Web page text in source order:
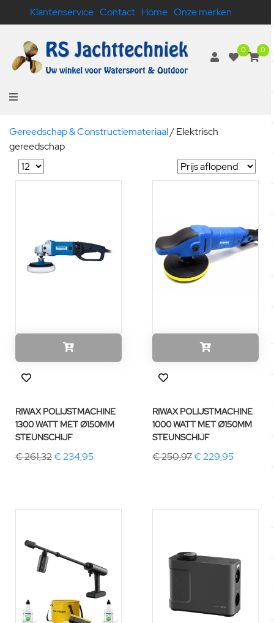
Klantenservice Contact Home Onze merken
0 0
Gereedschap & Constructiemateriaal/Elektrisch
gereedschap
RIWAX POLIJSTMACHINE
1300 WATT MET Ø150MM
STEUNSCHIJF
€ 261,32€ 234,95
RIWAX POLIJSTMACHINE
1000 WATT MET Ø150MM
STEUNSCHIJF
€ 250,97€ 229,95